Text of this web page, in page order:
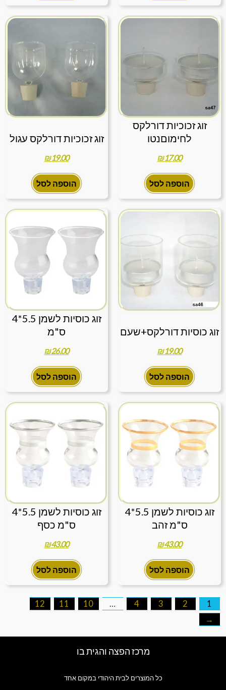
זוג זכוכיות דורלקס
לחימוםנטו
₪17.00
הוספה לסל
זוג זכוכיות דורלקס עגול
₪19.00
הוספה לסל
זוג כוסיות דורלקס+שעם
₪19.00
הוספה לסל
זוג כוסיות לשמן 5.5*4
ס"מ
₪26.00
הוספה לסל
זוג כוסיות לשמן 5.5*4
ס"מ זהב
₪43.00
הוספה לסל
זוג כוסיות לשמן 5.5*4
ס"מ כסף
₪43.00
הוספה לסל
1
2
3
4
…
10
11
12
←
מרכז הפצה והגית בו
כל המוצרים לבית היהודי במקום אחד